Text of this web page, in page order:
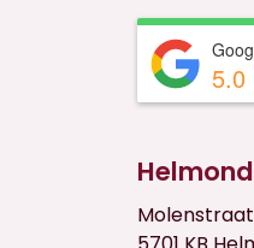
5.0
Helmond
Molenstraat